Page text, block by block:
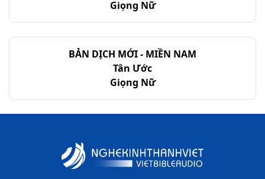
Ma-thi-ơ - Chương 26
Ma-thi-ơ - Chương 28
Giọng Nữ
BẢN DỊCH MỚI - MIỀN NAM
Tân Ước
Giọng Nữ